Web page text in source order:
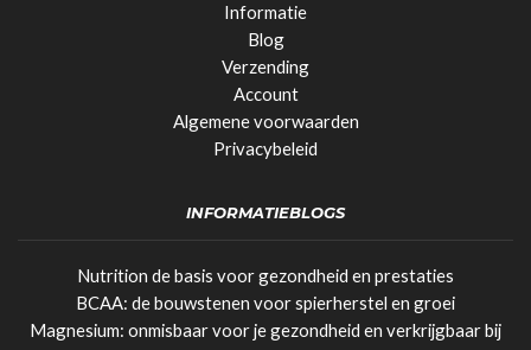
Informatie
Blog
Verzending
Account
Algemene voorwaarden
Privacybeleid
INFORMATIEBLOGS
Nutrition de basis voor gezondheid en prestaties
BCAA: de bouwstenen voor spierherstel en groei
Magnesium: onmisbaar voor je gezondheid en verkrijgbaar bij